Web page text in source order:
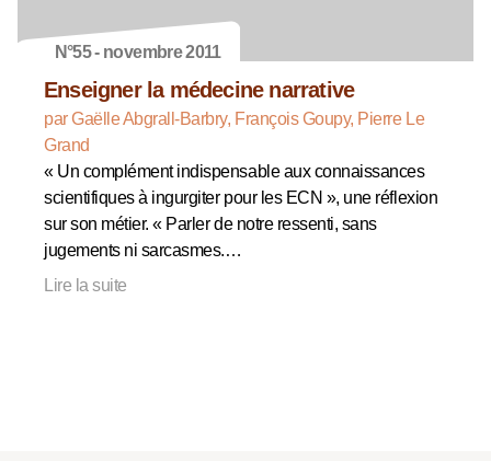
N°55 - novembre 2011
Enseigner la médecine narrative
par Gaëlle Abgrall-Barbry, François Goupy, Pierre Le
Grand
« Un complément indispensable aux connaissances
scientifiques à ingurgiter pour les ECN », une réflexion
sur son métier. « Parler de notre ressenti, sans
jugements ni sarcasmes.…
Lire la suite